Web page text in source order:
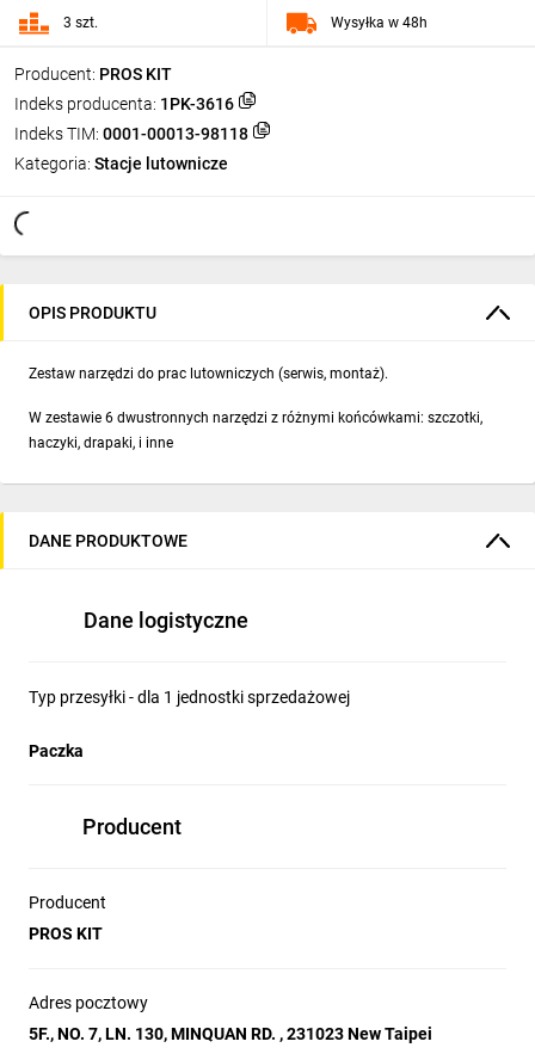
Producent: PROS KIT
Indeks producenta: 1PK-3616
Indeks TIM: 0001-00013-98118
Kategoria: Stacje lutownicze
3 szt. Wysyłka w 48h
OPIS PRODUKTU
Zestaw narzędzi do prac lutowniczych (serwis, montaż).
W zestawie 6 dwustronnych narzędzi z różnymi końcówkami: szczotki,
haczyki, drapaki, i inne
DANE PRODUKTOWE
Dane logistyczne
Typ przesyłki - dla 1 jednostki sprzedażowej
Paczka
Producent
Producent
PROS KIT
Adres pocztowy
5F., NO. 7, LN. 130, MINQUAN RD. , 231023 New Taipei